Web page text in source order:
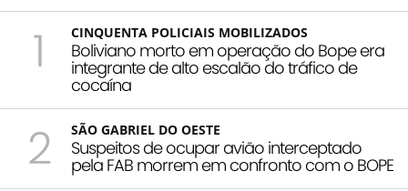
1 CINQUENTA POLICIAIS MOBILIZADOS
Boliviano morto em operação do Bope era
integrante de alto escalão do tráfico de
cocaína
2 SÃO GABRIEL DO OESTE
Suspeitos de ocupar avião interceptado
pela FAB morrem em confronto com o BOPE